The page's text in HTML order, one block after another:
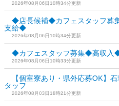
2026年08月06日10時34分更新
◆店長候補◆カフェスタッフ
支給◆
2026年08月06日10時34分更新
◆カフェスタッフ募集◆高収
2026年08月06日10時33分更新
【個室寮あり・県外応募OK】
タッフ
2026年08月03日18時21分更新